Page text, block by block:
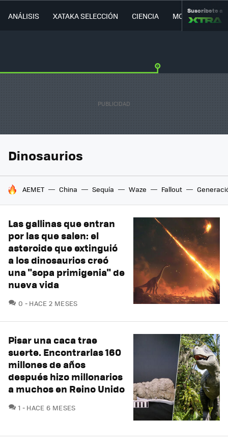
ANÁLISIS XATAKA SELECCIÓN CIENCIA MOVILIDAD
Suscríbete a
Dinosaurios
HOY SE HABLA DE
AEMET China Sequía Waze Fallout
Las gallinas que entran
por las que salen: el
asteroide que extinguió
a los dinosaurios creó
una "sopa primigenia" de
nueva vida
0 COMENTARIOS
HACE 2 MESES
Pisar una caca trae
suerte. Encontrarlas 160
millones de años
después hizo millonarios
a muchos en Reino Unido
1 COMENTARIOS
HACE 6 MESES